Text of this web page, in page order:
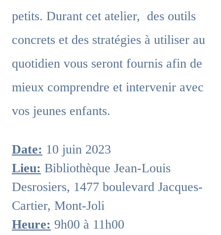
petits. Durant cet atelier, des outils
concrets et des stratégies à utiliser au
quotidien vous seront fournis afin de
mieux comprendre et intervenir avec
vos jeunes enfants.
Date: 10 juin 2023
Lieu: Bibliothèque Jean-Louis
Desrosiers, 1477 boulevard Jacques-
Cartier, Mont-Joli
Heure: 9h00 à 11h00